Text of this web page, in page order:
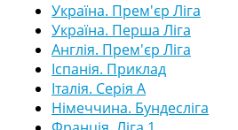
Україна. Прем'єр Ліга
Україна. Перша Ліга
Англія. Прем'єр Ліга
Іспанія. Приклад
Італія. Серія А
Німеччина. Бундесліга